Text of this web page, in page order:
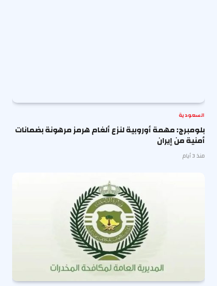
السعودية
بلومبرج: مهمة أوروبية لنزع ألغام هرمز مرهونة بضمانات
أمنية من إيران
منذ 3 أيام